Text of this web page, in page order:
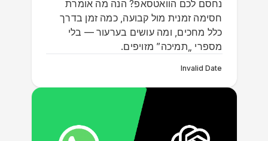
נחסם לכם הוואטסאפ? הנה מה אומרת
חסימה זמנית מול קבועה, כמה זמן בדרך
כלל מחכים, ומה עושים בערעור — בלי
מספרי „תמיכה” מזויפים.
Invalid Date